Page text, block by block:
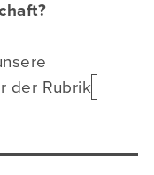
der Rubrik